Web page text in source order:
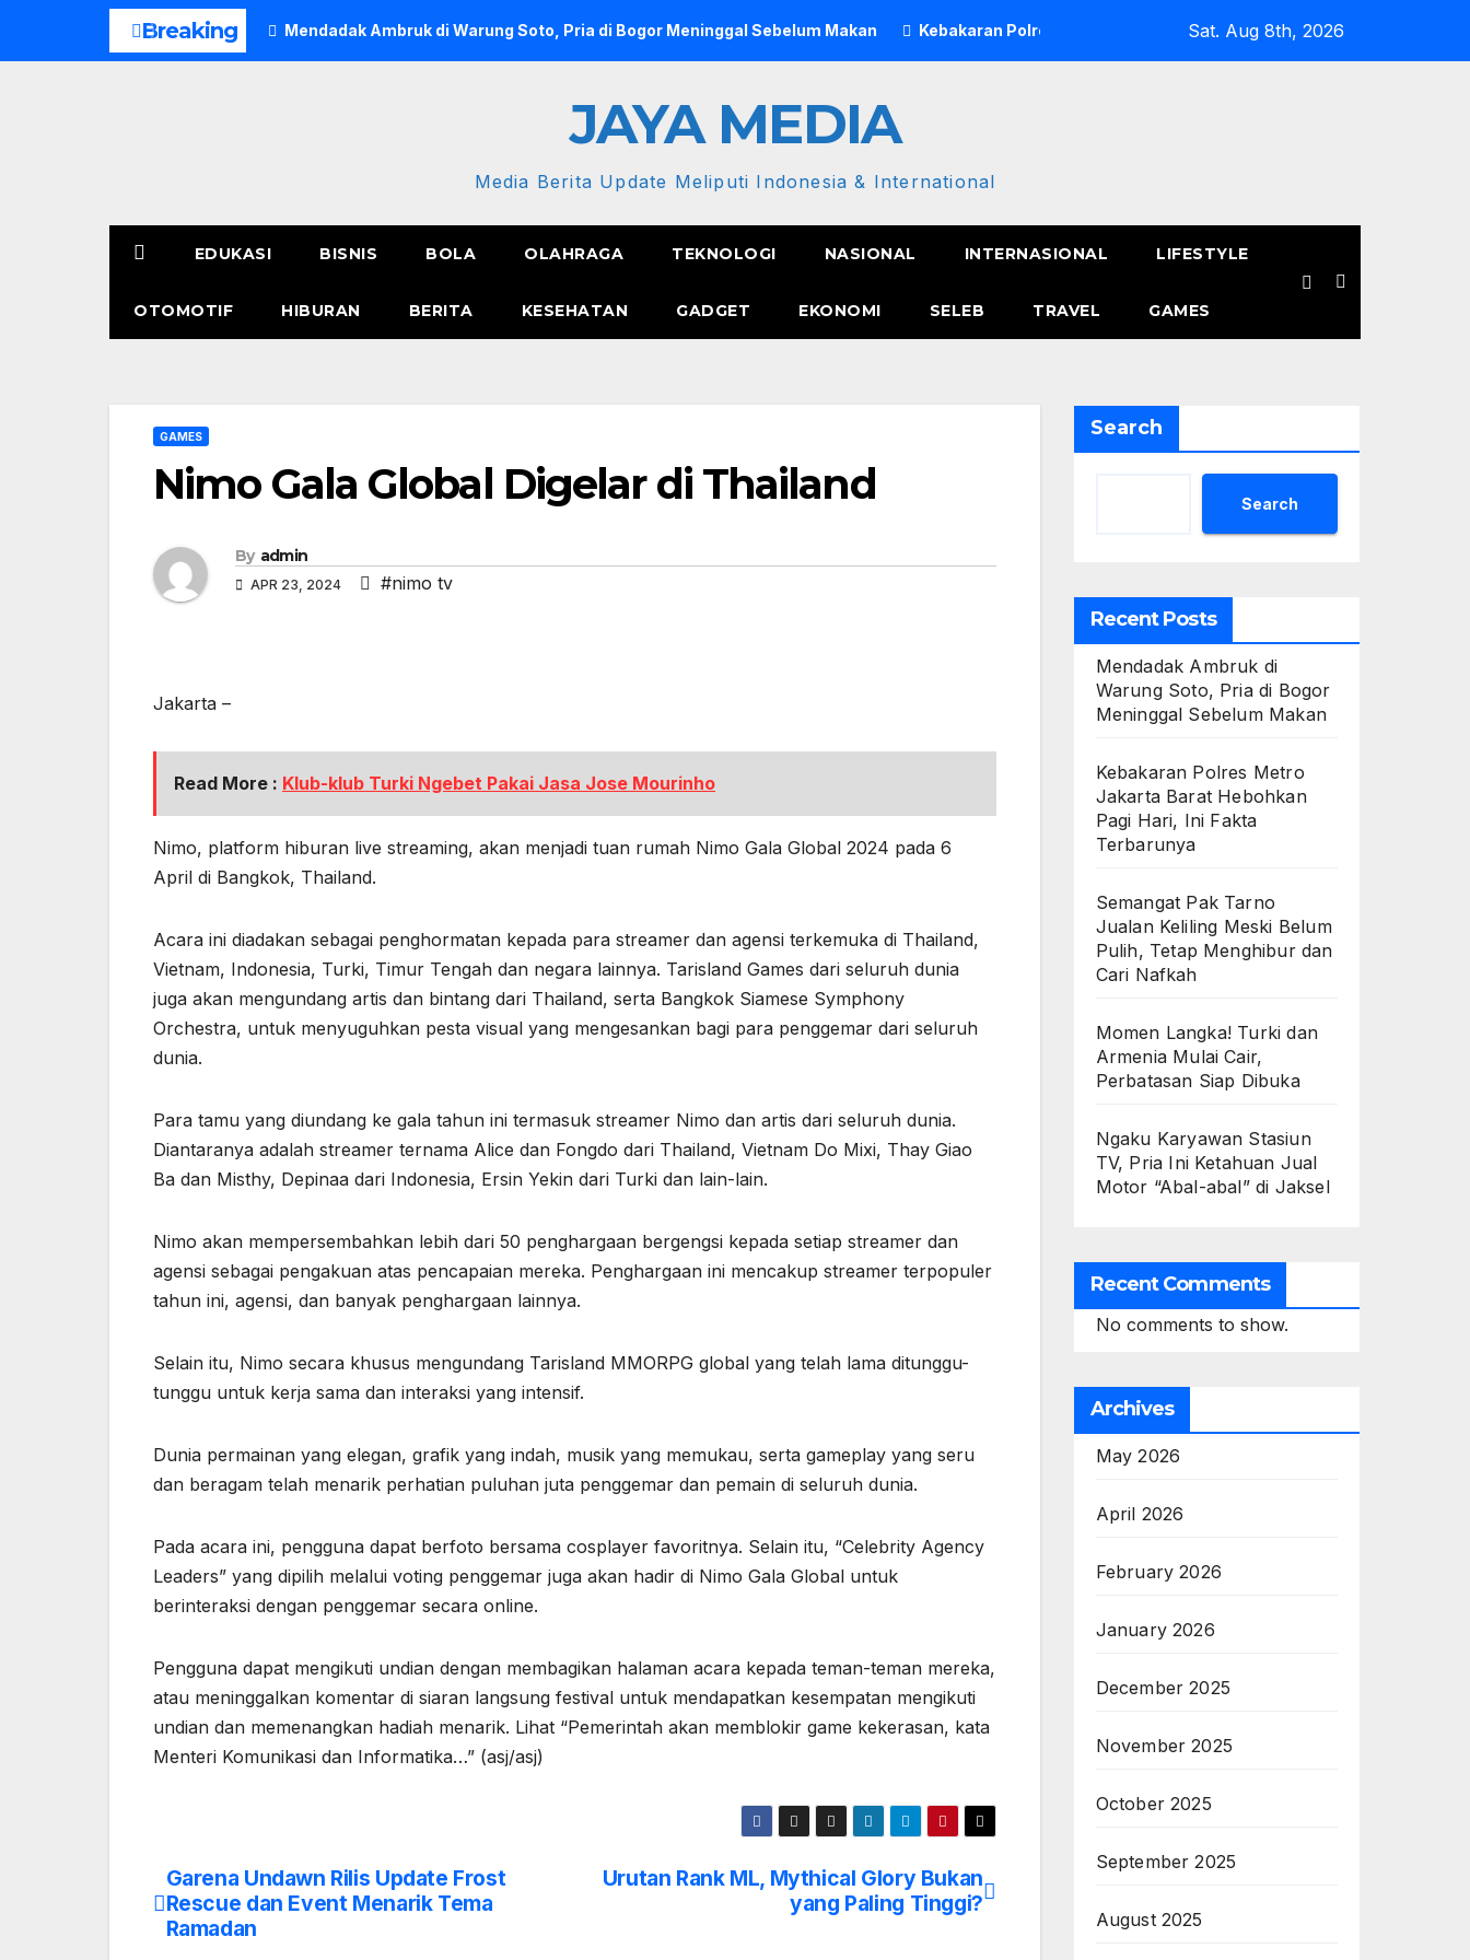
Breaking Mendadak Ambruk di Warung Soto, Pria di Bogor Meninggal Sebelum Makan Kebakaran Polres Metro Jakarta Barat Hebohkan Pagi Hari, Ini Fakta
Sat. Aug 8th, 2026
JAYA MEDIA
Media Berita Update Meliputi Indonesia & International
EDUKASI BISNIS BOLA OLAHRAGA TEKNOLOGI NASIONAL INTERNASIONAL LIFESTYLE
OTOMOTIF HIBURAN BERITA KESEHATAN GADGET EKONOMI SELEB TRAVEL GAMES
GAMES
Nimo Gala Global Digelar di Thailand
By admin
APR 23, 2024 #nimo tv
Jakarta –
Read More : Klub-klub Turki Ngebet Pakai Jasa Jose Mourinho
Nimo, platform hiburan live streaming, akan menjadi tuan rumah Nimo Gala Global 2024 pada 6
April di Bangkok, Thailand.
Acara ini diadakan sebagai penghormatan kepada para streamer dan agensi terkemuka di Thailand,
Vietnam, Indonesia, Turki, Timur Tengah dan negara lainnya. Tarisland Games dari seluruh dunia
juga akan mengundang artis dan bintang dari Thailand, serta Bangkok Siamese Symphony
Orchestra, untuk menyuguhkan pesta visual yang mengesankan bagi para penggemar dari seluruh
dunia.
Para tamu yang diundang ke gala tahun ini termasuk streamer Nimo dan artis dari seluruh dunia.
Diantaranya adalah streamer ternama Alice dan Fongdo dari Thailand, Vietnam Do Mixi, Thay Giao
Ba dan Misthy, Depinaa dari Indonesia, Ersin Yekin dari Turki dan lain-lain.
Nimo akan mempersembahkan lebih dari 50 penghargaan bergengsi kepada setiap streamer dan
agensi sebagai pengakuan atas pencapaian mereka. Penghargaan ini mencakup streamer terpopuler
tahun ini, agensi, dan banyak penghargaan lainnya.
Selain itu, Nimo secara khusus mengundang Tarisland MMORPG global yang telah lama ditunggu-
tunggu untuk kerja sama dan interaksi yang intensif.
Dunia permainan yang elegan, grafik yang indah, musik yang memukau, serta gameplay yang seru
dan beragam telah menarik perhatian puluhan juta penggemar dan pemain di seluruh dunia.
Pada acara ini, pengguna dapat berfoto bersama cosplayer favoritnya. Selain itu, “Celebrity Agency
Leaders” yang dipilih melalui voting penggemar juga akan hadir di Nimo Gala Global untuk
berinteraksi dengan penggemar secara online.
Pengguna dapat mengikuti undian dengan membagikan halaman acara kepada teman-teman mereka,
atau meninggalkan komentar di siaran langsung festival untuk mendapatkan kesempatan mengikuti
undian dan memenangkan hadiah menarik. Lihat “Pemerintah akan memblokir game kekerasan, kata
Menteri Komunikasi dan Informatika…” (asj/asj)
Post
navigation
Urutan Rank ML, Mythical Glory Bukan
yang Paling Tinggi?
Garena Undawn Rilis Update Frost
Rescue dan Event Menarik Tema
Ramadan
Search
Search
Recent Posts
Mendadak Ambruk di
Warung Soto, Pria di Bogor
Meninggal Sebelum Makan
Kebakaran Polres Metro
Jakarta Barat Hebohkan
Pagi Hari, Ini Fakta
Terbarunya
Semangat Pak Tarno
Jualan Keliling Meski Belum
Pulih, Tetap Menghibur dan
Cari Nafkah
Momen Langka! Turki dan
Armenia Mulai Cair,
Perbatasan Siap Dibuka
Ngaku Karyawan Stasiun
TV, Pria Ini Ketahuan Jual
Motor “Abal-abal” di Jaksel
Recent Comments
No comments to show.
Archives
May 2026
April 2026
February 2026
January 2026
December 2025
November 2025
October 2025
September 2025
August 2025